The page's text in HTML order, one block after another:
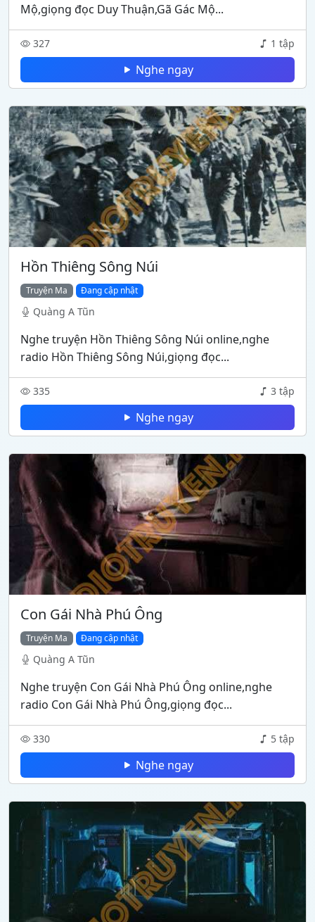
Mộ,giọng đọc Duy Thuận,Gã Gác Mộ...
327 1 tập
Nghe ngay
Hồn Thiêng Sông Núi
Truyện Ma Đang cập nhật
Quàng A Tũn
Nghe truyện Hồn Thiêng Sông Núi online,nghe
radio Hồn Thiêng Sông Núi,giọng đọc...
335 3 tập
Nghe ngay
Con Gái Nhà Phú Ông
Truyện Ma Đang cập nhật
Quàng A Tũn
Nghe truyện Con Gái Nhà Phú Ông online,nghe
radio Con Gái Nhà Phú Ông,giọng đọc...
330 5 tập
Nghe ngay